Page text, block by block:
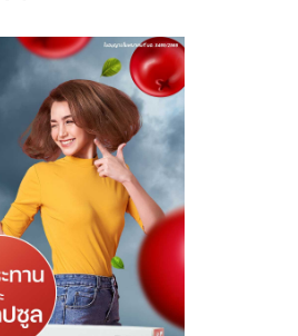
was:
฿1,490.00.
is:
฿1,190.00.